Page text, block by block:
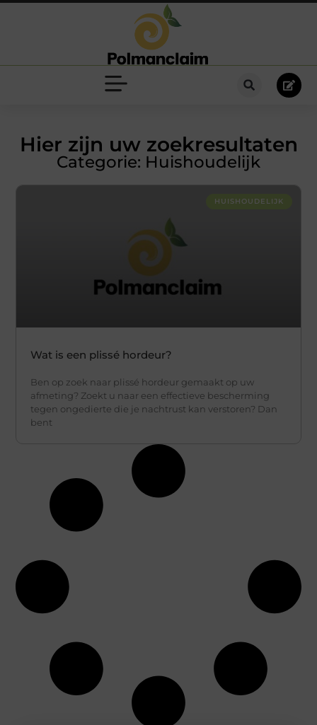
Hier zijn uw zoekresultaten
Categorie: Huishoudelijk
HUISHOUDELIJK
Wat is een plissé hordeur?
Ben op zoek naar plissé hordeur gemaakt op uw
afmeting? Zoekt u naar een effectieve bescherming
tegen ongedierte die je nachtrust kan verstoren? Dan
bent